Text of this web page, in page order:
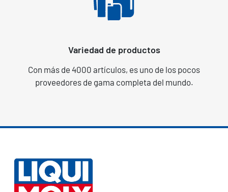
Variedad de productos
Con más de 4000 artículos, es uno de los pocos
proveedores de gama completa del mundo.